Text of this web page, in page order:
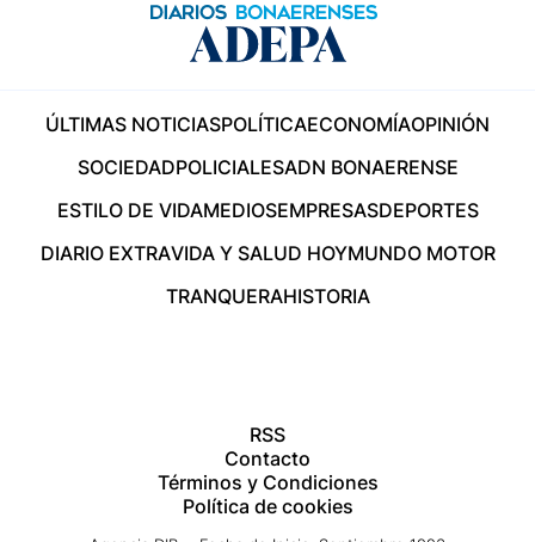
ÚLTIMAS NOTICIASPOLÍTICAECONOMÍAOPINIÓN
SOCIEDADPOLICIALESADN BONAERENSE
ESTILO DE VIDAMEDIOSEMPRESASDEPORTES
DIARIO EXTRAVIDA Y SALUD HOYMUNDO MOTOR
TRANQUERAHISTORIA
RSS
Contacto
Términos y Condiciones
Política de cookies